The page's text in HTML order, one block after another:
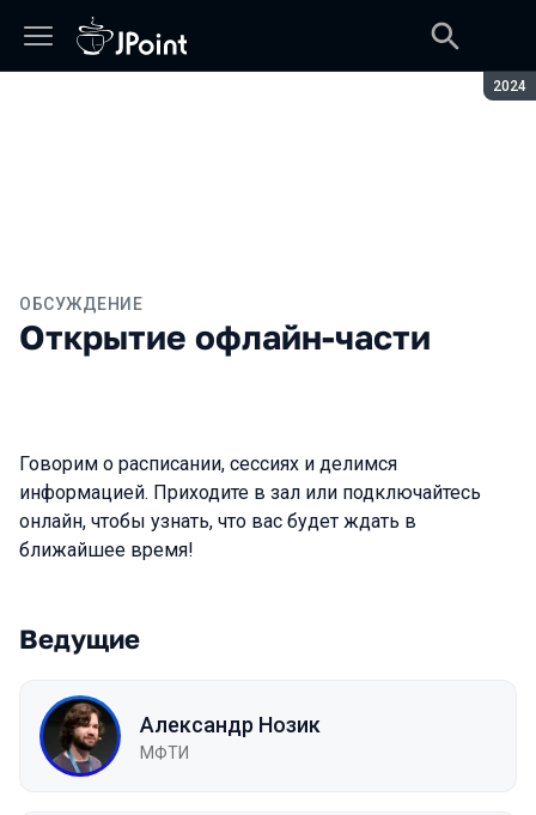
2024
ОБСУЖДЕНИЕ
Открытие офлайн-части
Говорим о расписании, сессиях и делимся
информацией. Приходите в зал или подключайтесь
онлайн, чтобы узнать, что вас будет ждать в
ближайшее время!
Ведущие
Александр Нозик
МФТИ